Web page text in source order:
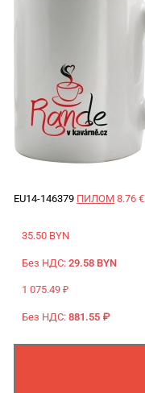
EU14-146379 ПИЛОМ 8.76 €
35.50 BYN
Без НДС: 29.58 BYN
1 075.49 ₽
Без НДС: 881.55 ₽